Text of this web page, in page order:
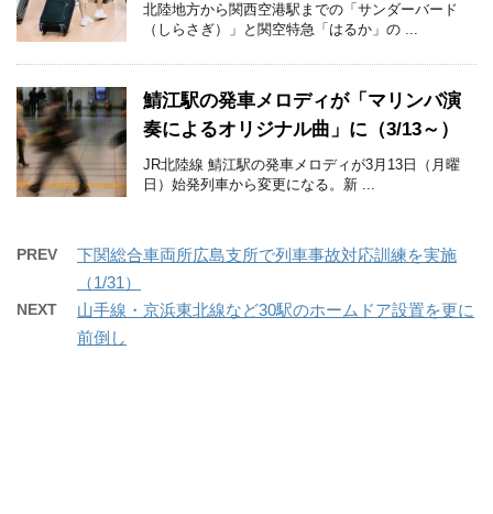
北陸地方から関西空港駅までの「サンダーバード
（しらさぎ）」と関空特急「はるか」の ...
鯖江駅の発車メロディが「マリンバ演
奏によるオリジナル曲」に（3/13～）
JR北陸線 鯖江駅の発車メロディが3月13日（月曜
日）始発列車から変更になる。新 ...
PREV
下関総合車両所広島支所で列車事故対応訓練を実施
（1/31）
NEXT
山手線・京浜東北線など30駅のホームドア設置を更に
前倒し